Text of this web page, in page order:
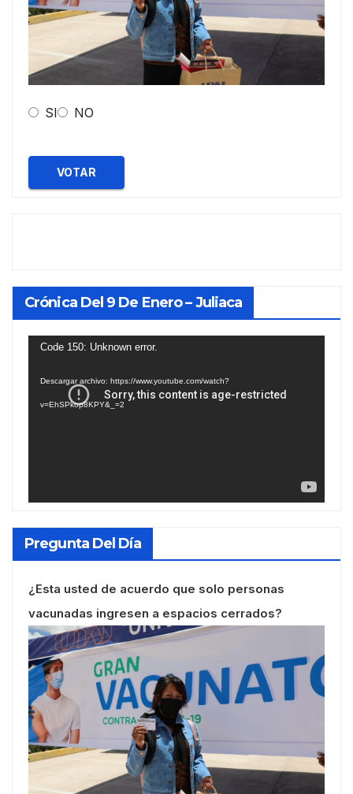
SI NO
VOTAR
Crónica Del 9 De Enero – Juliaca
Reproductor
Code 150: Unknown error.
Descargar archivo: https://www.youtube.com/watch?
v=EhSPkop8KPY&_=2
Pregunta Del Día
¿Esta usted de acuerdo que solo personas
vacunadas ingresen a espacios cerrados?